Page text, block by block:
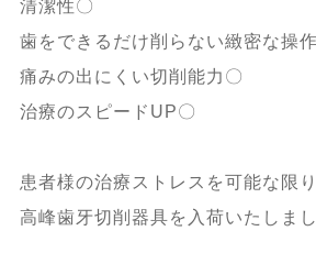
清潔性〇
歯をできるだけ削らない緻密な操
痛みの出にくい切削能力〇
治療のスピードUP〇
患者様の治療ストレスを可能な限
高峰歯牙切削器具を入荷いたしまし